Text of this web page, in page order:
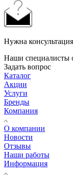
Нужна
Наши специалисты
Задать вопрос
Каталог
Акции
Услуги
Бренды
Компания
О компании
Новости
Отзывы
Наши работы
Информация